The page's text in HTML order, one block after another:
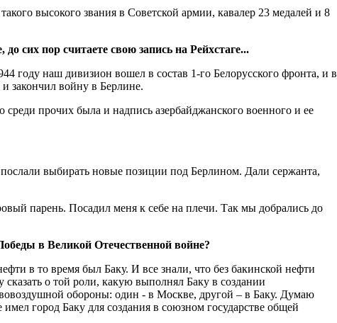
высокого звания в Советской армии, кавалер 23 медалей и 8
сих пор считаете свою запись на Рейхстаге...
году наш дивизион вошел в состав 1-го Белорусского фронта, и в
закончил войну в Берлине.
прочих была и надпись азербайджанского военного и ее
выбирать новые позиции под Берлином. Дали сержанта,
парень. Посадил меня к себе на плечи. Так мы добрались до
в Великой Отечественной войне?
в то время был Баку. И все знали, что без бакинской нефти
о той роли, какую выполнял Баку в создании
обороны: один - в Москве, другой – в Баку. Думаю
город Баку для создания в союзном государстве общей